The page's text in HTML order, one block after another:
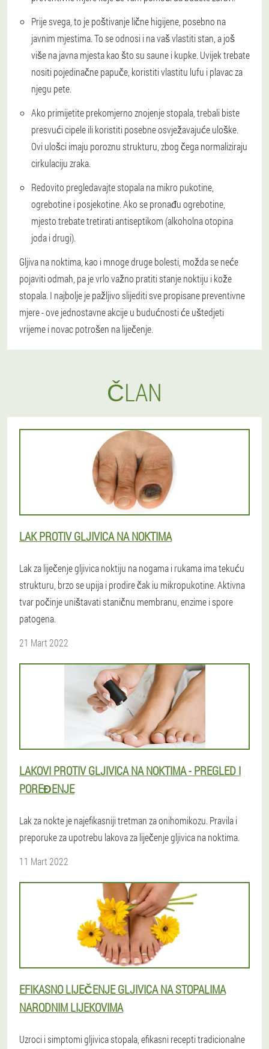
Prije svega, to je poštivanje lične higijene, posebno na
javnim mjestima. To se odnosi i na vaš vlastiti stan, a još
više na javna mjesta kao što su saune i kupke. Uvijek trebate
nositi pojedinačne papuče, koristiti vlastitu lufu i plavac za
njegu pete.
Ako primijetite prekomjerno znojenje stopala, trebali biste
presvući cipele ili koristiti posebne osvježavajuće uloške.
Ovi ulošci imaju poroznu strukturu, zbog čega normaliziraju
cirkulaciju zraka.
Redovito pregledavajte stopala na mikro pukotine,
ogrebotine i posjekotine. Ako se pronađu ogrebotine,
mjesto trebate tretirati antiseptikom (alkoholna otopina
joda i drugi).
Gljiva na noktima, kao i mnoge druge bolesti, možda se neće
pojaviti odmah, pa je vrlo važno pratiti stanje noktiju i kože
stopala. I najbolje je pažljivo slijediti sve propisane preventivne
mjere - ove jednostavne akcije u budućnosti će uštedjeti
vrijeme i novac potrošen na liječenje.
ČLAN
LAK PROTIV GLJIVICA NA NOKTIMA
Lak za liječenje gljivica noktiju na nogama i rukama ima tekuću
strukturu, brzo se upija i prodire čak iu mikropukotine. Aktivna
tvar počinje uništavati staničnu membranu, enzime i spore
patogena.
21 Mart 2022
LAKOVI PROTIV GLJIVICA NA NOKTIMA - PREGLED I
POREĐENJE
Lak za nokte je najefikasniji tretman za onihomikozu. Pravila i
preporuke za upotrebu lakova za liječenje gljivica na noktima.
11 Mart 2022
EFIKASNO LIJEČENJE GLJIVICA NA STOPALIMA
NARODNIM LIJEKOVIMA
Uzroci i simptomi gljivica stopala, efikasni recepti tradicionalne